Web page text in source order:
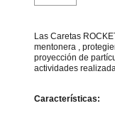
Las Caretas
mentonera ,
proyección de
actividades
Características: